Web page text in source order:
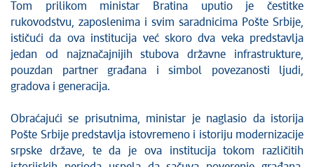
Tom prilikom ministar Bratina uputio je čestitke
rukovodstvu, zaposlenima i svim saradnicima Pošte Srbije,
ističući da ova institucija već skoro dva veka predstavlja
jedan od najznačajnijih stubova državne infrastrukture,
pouzdan partner građana i simbol povezanosti ljudi,
gradova i generacija.
Obraćajući se prisutnima, ministar je naglasio da istorija
Pošte Srbije predstavlja istovremeno i istoriju modernizacije
srpske države, te da je ova institucija tokom različitih